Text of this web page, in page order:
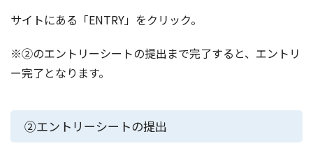
サイトにある「ENTRY」をクリック。
※②のエントリーシートの提出まで完了すると、エントリ
ー完了となります。
②エントリーシートの提出